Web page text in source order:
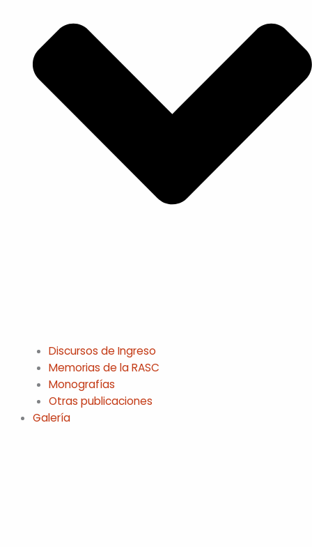
Discursos de Ingreso
Memorias de la RASC
Monografías
Otras publicaciones
Galería